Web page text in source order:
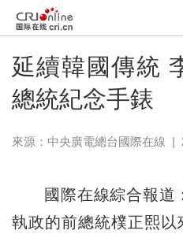
延續韓國傳統
總統紀念手錶
來源：中央廣電總台國際在線 |
國際在線綜合報道
執政的前總統樸正熙